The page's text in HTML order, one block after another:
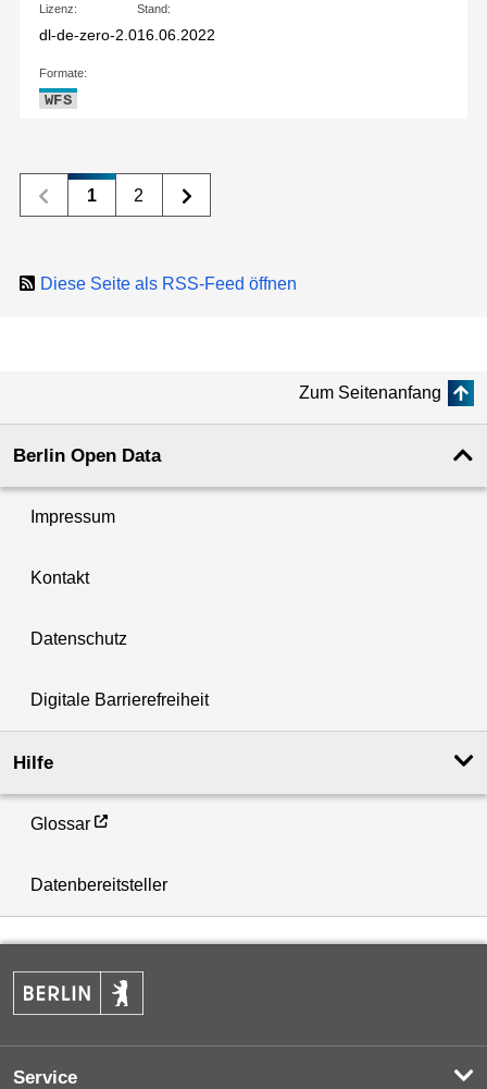
Lizenz:
dl-de-zero-2.0
Stand:
16.06.2022
Formate:
WFS
1 2
Diese Seite als RSS-Feed öffnen
Zum Seitenanfang
Berlin Open Data
Impressum
Kontakt
Datenschutz
Digitale Barrierefreiheit
Hilfe
Glossar
Datenbereitsteller
Service